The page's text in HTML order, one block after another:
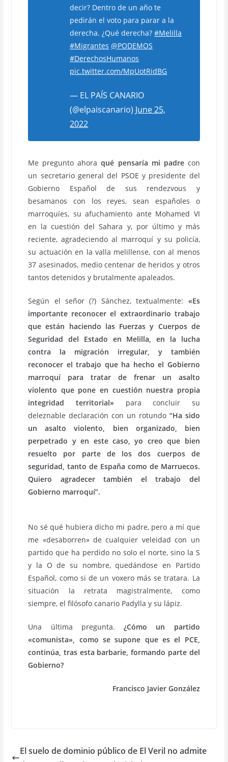
decir? Dentro de un año te
pedirán el voto para parar a la
derecha. ¿Qué derecha?#Melilla
#Migrantes @PODEMOS
#DerechosHumanos
pic.twitter.com/MpUotRidBG
— EL PAÍS CANARIO
(@elpaiscanario) June 25,
2022
Me pregunto ahoraqué pensaría mi padrecon
un secretario general del PSOE y presidente del
Gobierno Español de sus rendezvous y
besamanos con los reyes, sean españoles o
marroquíes, su afuchamiento ante Mohamed VI
en la cuestión del Sahara y, por último y más
reciente, agradeciendo al marroquí y su policía,
su actuación en la valla melillense, con al menos
37 asesinados, medio centenar de heridos y otros
tantos detenidos y brutalmente apaleados.
Según el señor (?) Sánchez, textualmente: «Es
importante reconocer el extraordinario trabajo
que están haciendo las Fuerzas y Cuerpos de
Seguridad del Estado en Melilla, en la lucha
contra la migración irregular, y también
reconocer el trabajo que ha hecho el Gobierno
marroquí para tratar de frenar un asalto
violento que pone en cuestión nuestra propia
integridad territorial» para concluir su
deleznable declaración con un rotundo “Ha sido
un asalto violento, bien organizado, bien
perpetrado y en este caso, yo creo que bien
resuelto por parte de los dos cuerpos de
seguridad, tanto de España como de Marruecos.
Quiero agradecer también el trabajo del
Gobierno marroquí”.
No sé qué hubiera dicho mi padre, pero a mí que
me «desaborren» de cualquier veleidad con un
partido que ha perdido no solo el norte, sino la S
y la O de su nombre, quedándose en Partido
Español, como si de un voxero más se tratara. La
situación la retrata magistralmente, como
siempre, el filósofo canario Padylla y su lápiz.
Una última pregunta.¿Cómo un partido
«comunista», como se supone que es el PCE,
continúa, tras esta barbarie, formando parte del
Gobierno?
Francisco Javier González
El suelo de dominio público de El Veril no admite